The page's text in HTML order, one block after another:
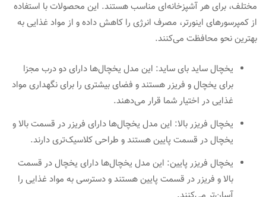
مختلف، برای هر آشپزخانه‌ای مناسب هستند. این محصولات با استفاده
از کمپرسورهای اینورتر، مصرف انرژی را کاهش داده و از مواد غذایی به
بهترین نحو محافظت می‌کنند.
یخچال ساید بای ساید: این مدل یخچال‌ها دارای دو درب مجزا
برای یخچال و فریزر هستند و فضای بیشتری را برای نگهداری مواد
غذایی در اختیار شما قرار می‌دهند.
یخچال فریزر بالا: این مدل یخچال‌ها دارای فریزر در قسمت بالا و
یخچال در قسمت پایین هستند و طراحی کلاسیک‌تری دارند.
یخچال فریزر پایین: این مدل یخچال‌ها دارای یخچال در قسمت
بالا و فریزر در قسمت پایین هستند و دسترسی به مواد غذایی را